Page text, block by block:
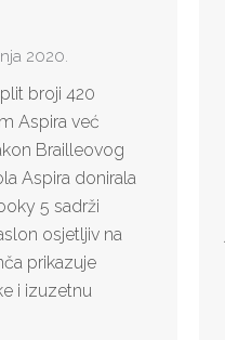
2020.
broji 420
Aspira već
Brailleovog
Aspira donirala
5 sadrži
osjetljiv na
prikazuje
i izuzetnu